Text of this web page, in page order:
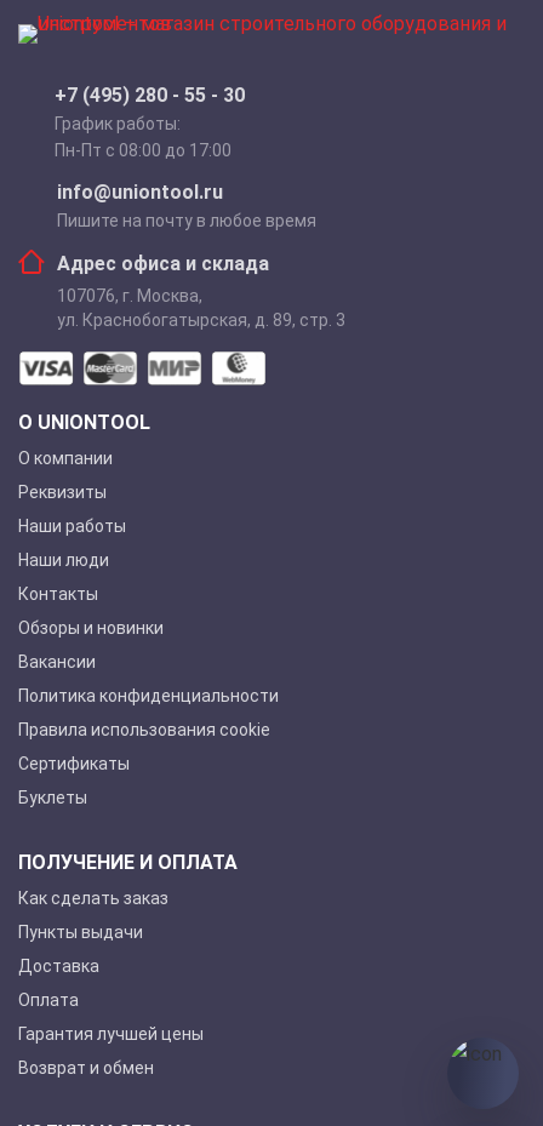
+7 (495) 280 - 55 - 30
График работы:
Пн-Пт с 08:00 до 17:00
info@uniontool.ru
Пишите на почту в любое время
Адрес офиса и склада
107076, г. Москва,
ул. Краснобогатырская, д. 89, стр. 3
О UNIONTOOL
О компании
Реквизиты
Наши работы
Наши люди
Контакты
Обзоры и новинки
Вакансии
Политика конфиденциальности
Правила использования cookie
Сертификаты
Буклеты
ПОЛУЧЕНИЕ И ОПЛАТА
Как сделать заказ
Пункты выдачи
Доставка
Оплата
Гарантия лучшей цены
Возврат и обмен